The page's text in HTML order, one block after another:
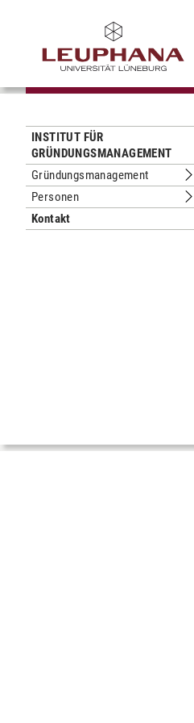
INSTITUT FÜR
GRÜNDUNGSMANAGEMENT
Gründungsmanagement
Personen
Kontakt